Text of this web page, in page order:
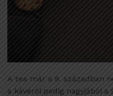
A tea már a 8. században
a kávéról pedig nagyjából